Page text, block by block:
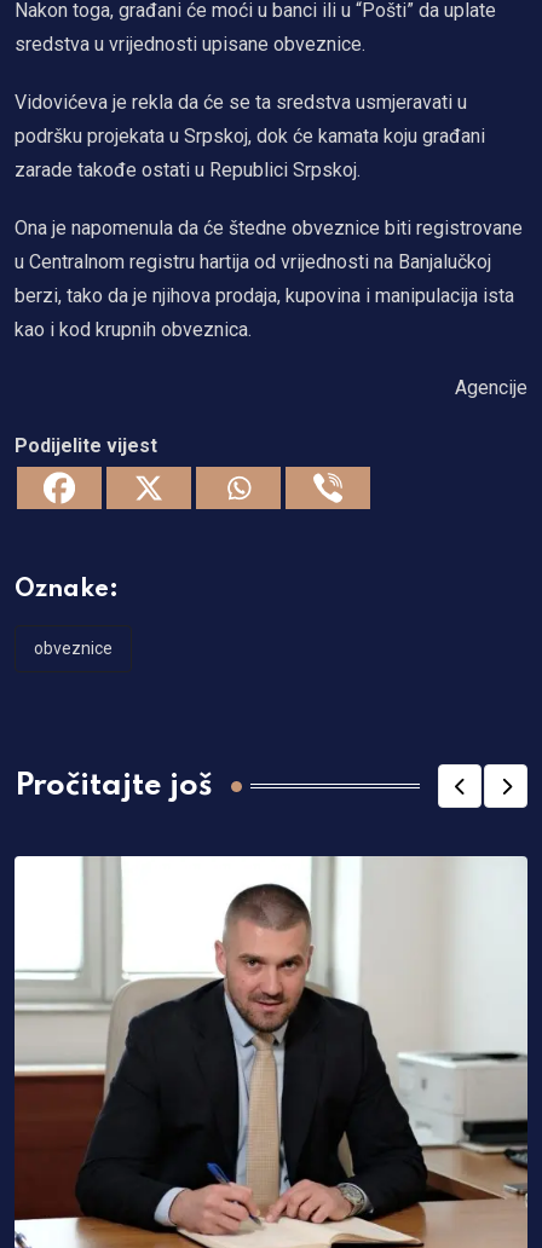
Nakon toga, građani će moći u banci ili u “Pošti” da uplate
sredstva u vrijednosti upisane obveznice.
Vidovićeva je rekla da će se ta sredstva usmjeravati u
podršku projekata u Srpskoj, dok će kamata koju građani
zarade takođe ostati u Republici Srpskoj.
Ona je napomenula da će štedne obveznice biti registrovane
u Centralnom registru hartija od vrijednosti na Banjalučkoj
berzi, tako da je njihova prodaja, kupovina i manipulacija ista
kao i kod krupnih obveznica.
Agencije
Podijelite vijest
Oznake:
obveznice
Pročitajte još